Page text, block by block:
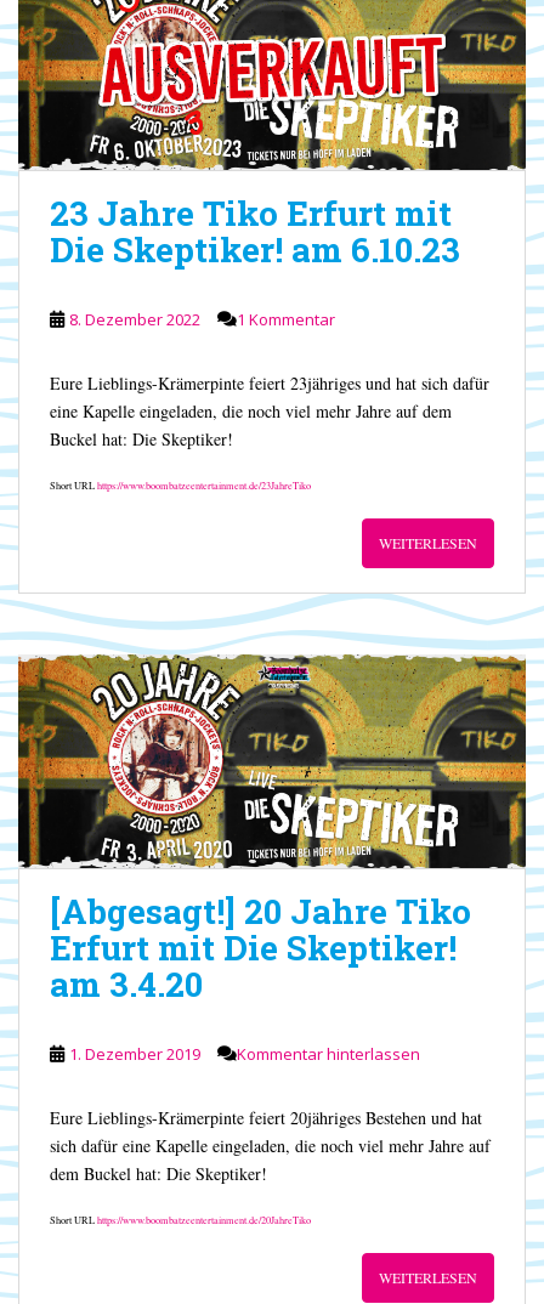
23 Jahre Tiko Erfurt mit
Die Skeptiker! am 6.10.23
8. Dezember 2022 1 Kommentar
Eure Lieblings-Krämerpinte feiert 23jähriges und hat sich dafür
eine Kapelle eingeladen, die noch viel mehr Jahre auf dem
Buckel hat: Die Skeptiker!
Short URLhttps://www.boombatzeentertainment.de/23JahreTiko
WEITERLESEN
[Abgesagt!] 20 Jahre Tiko
Erfurt mit Die Skeptiker!
am 3.4.20
1. Dezember 2019 Kommentar hinterlassen
Eure Lieblings-Krämerpinte feiert 20jähriges Bestehen und hat
sich dafür eine Kapelle eingeladen, die noch viel mehr Jahre auf
dem Buckel hat: Die Skeptiker!
Short URLhttps://www.boombatzeentertainment.de/20JahreTiko
WEITERLESEN